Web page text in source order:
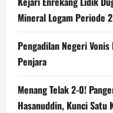
Mineral Logam Periode
Pengadilan Negeri Vonis
Penjara
Menang Telak 2-0!
Hasanuddin, Kunci Satu